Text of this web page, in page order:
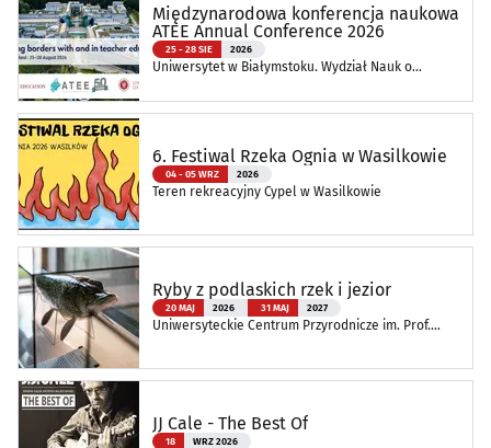
Międzynarodowa konferencja naukowa
ATEE Annual Conference 2026
25 - 28 SIE 2026
Uniwersytet w Białymstoku. Wydział Nauk o
6. Festiwal Rzeka Ognia w Wasilkowie
04 - 05 WRZ 2026
Teren rekreacyjny Cypel w Wasilkowie
Ryby z podlaskich rzek i jezior
20 MAJ 2026 31 MAJ 2027
Uniwersyteckie Centrum Przyrodnicze im. Prof.
JJ Cale - The Best Of
18 WRZ 2026